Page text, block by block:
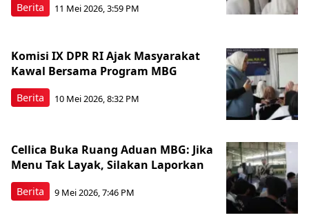
Berita 11 Mei 2026, 3:59 PM
Berita
Komisi IX DPR RI Ajak Masyarakat
Kawal Bersama Program MBG
10 Mei 2026, 8:32 PM
Berita
Cellica Buka Ruang Aduan MBG: Jika
Menu Tak Layak, Silakan Laporkan
9 Mei 2026, 7:46 PM